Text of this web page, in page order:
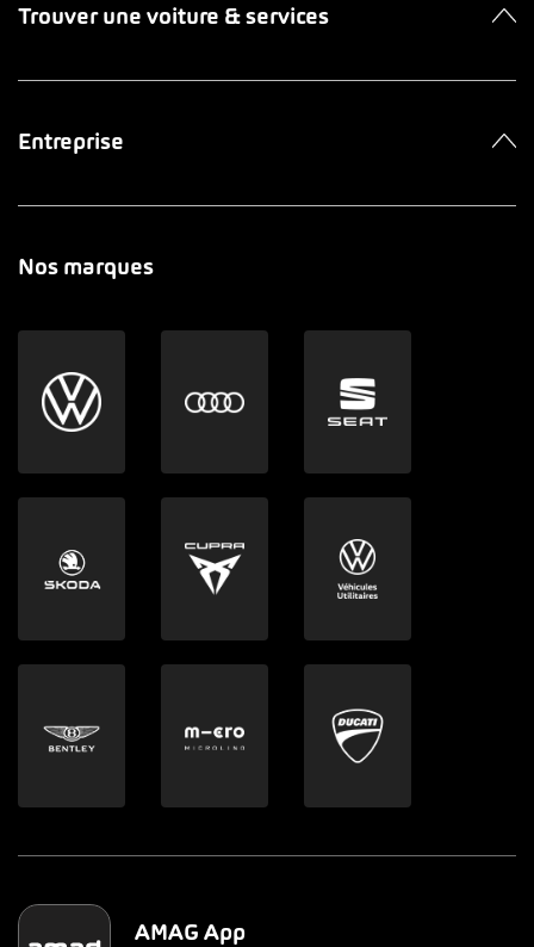
Trouver une voiture & services
Entreprise
Nos marques
AMAG App